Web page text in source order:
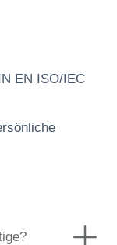
EN ISO/IEC